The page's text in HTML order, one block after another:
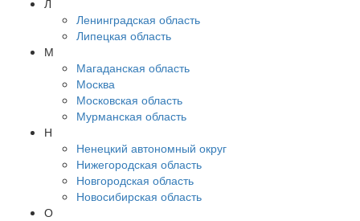
Л
Ленинградская область
Липецкая область
М
Магаданская область
Москва
Московская область
Мурманская область
Н
Ненецкий автономный округ
Нижегородская область
Новгородская область
Новосибирская область
О